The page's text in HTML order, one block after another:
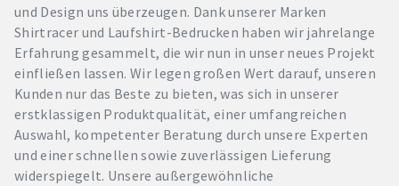
und Design uns überzeugen. Dank unserer Marken
Shirtracer und Laufshirt-Bedrucken haben wir jahrelange
Erfahrung gesammelt, die wir nun in unser neues Projekt
einfließen lassen. Wir legen großen Wert darauf, unseren
Kunden nur das Beste zu bieten, was sich in unserer
erstklassigen Produktqualität, einer umfangreichen
Auswahl, kompetenter Beratung durch unsere Experten
und einer schnellen sowie zuverlässigen Lieferung
widerspiegelt. Unsere außergewöhnliche